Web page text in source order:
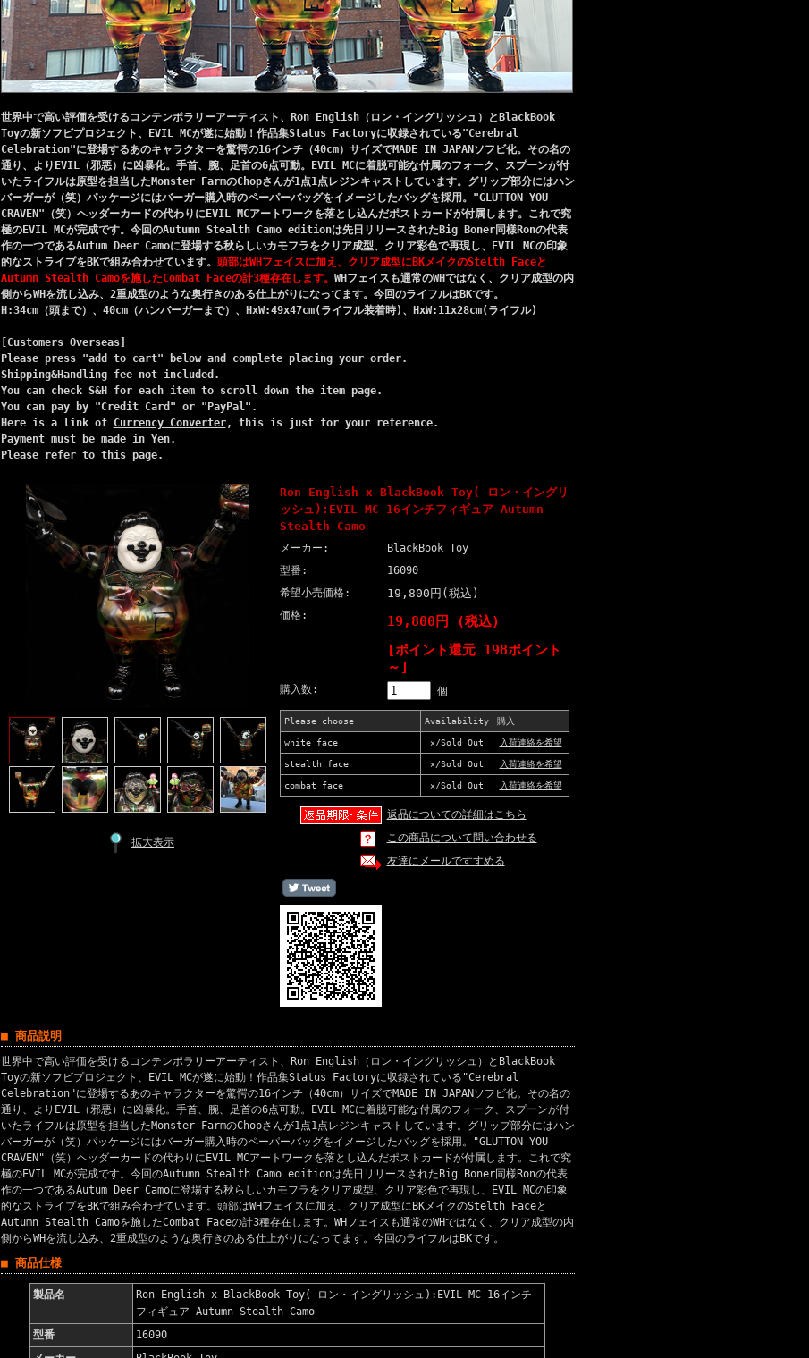
世界中で高い評価を受けるコンテンポラリーアーティスト、Ron English（ロン・イングリッシュ）とBlackBook
Toyの新ソフビプロジェクト、EVIL MCが遂に始動！作品集Status Factoryに収録されている"Cerebral
Celebration"に登場するあのキャラクターを驚愕の16インチ（40cm）サイズでMADE IN JAPANソフビ化。その名の
通り、よりEVIL（邪悪）に凶暴化。手首、腕、足首の6点可動。EVIL MCに着脱可能な付属のフォーク、スプーンが付
いたライフルは原型を担当したMonster FarmのChopさんが1点1点レジンキャストしています。グリップ部分にはハン
バーガーが（笑）パッケージにはバーガー購入時のペーパーバッグをイメージしたバッグを採用。"GLUTTON YOU
CRAVEN"（笑）ヘッダーカードの代わりにEVIL MCアートワークを落とし込んだポストカードが付属します。これで究
極のEVIL MCが完成です。今回のAutumn Stealth Camo editionは先日リリースされたBig Boner同様Ronの代表
作の一つであるAutum Deer Camoに登場する秋らしいカモフラをクリア成型、クリア彩色で再現し、EVIL MCの印象
的なストライプをBKで組み合わせています。 頭部はWHフェイスに加え、クリア成型にBKメイクのStelth Faceと
Autumn Stealth Camoを施したCombat Faceの計3種存在します。 WHフェイスも通常のWHではなく、クリア成型の内
側からWHを流し込み、2重成型のような奥行きのある仕上がりになってます。今回のライフルはBKです。
H:34cm（頭まで）、40cm（ハンバーガーまで）、HxW:49x47cm(ライフル装着時)、HxW:11x28cm(ライフル)
[Customers Overseas]
Please press "add to cart" below and complete placing your order.
Shipping&Handling fee not included.
You can check S&H for each item to scroll down the item page.
You can pay by "Credit Card" or "PayPal".
Here is a link of Currency Converter, this is just for your reference.
Payment must be made in Yen.
Please refer to this page.
拡大表示
Ron English x BlackBook Toy( ロン・イングリ
ッシュ):EVIL MC 16インチフィギュア Autumn
Stealth Camo
メーカー:
BlackBook Toy
型番:
16090
希望小売価格:
19,800円(税込)
価格:
19,800円 (税込)
[ポイント還元 198ポイント
～]
購入数: 個
Please choose Availability 購入
white face ×/Sold Out 入荷連絡を希望
stealth face ×/Sold Out 入荷連絡を希望
combat face ×/Sold Out 入荷連絡を希望
返品についての詳細はこちら
この商品について問い合わせる
友達にメールですすめる
■ 商品説明
世界中で高い評価を受けるコンテンポラリーアーティスト、Ron English（ロン・イングリッシュ）とBlackBook
Toyの新ソフビプロジェクト、EVIL MCが遂に始動！作品集Status Factoryに収録されている"Cerebral
Celebration"に登場するあのキャラクターを驚愕の16インチ（40cm）サイズでMADE IN JAPANソフビ化。その名の
通り、よりEVIL（邪悪）に凶暴化。手首、腕、足首の6点可動。EVIL MCに着脱可能な付属のフォーク、スプーンが付
いたライフルは原型を担当したMonster FarmのChopさんが1点1点レジンキャストしています。グリップ部分にはハン
バーガーが（笑）パッケージにはバーガー購入時のペーパーバッグをイメージしたバッグを採用。"GLUTTON YOU
CRAVEN"（笑）ヘッダーカードの代わりにEVIL MCアートワークを落とし込んだポストカードが付属します。これで究
極のEVIL MCが完成です。今回のAutumn Stealth Camo editionは先日リリースされたBig Boner同様Ronの代表
作の一つであるAutum Deer Camoに登場する秋らしいカモフラをクリア成型、クリア彩色で再現し、EVIL MCの印象
的なストライプをBKで組み合わせています。頭部はWHフェイスに加え、クリア成型にBKメイクのStelth Faceと
Autumn Stealth Camoを施したCombat Faceの計3種存在します。WHフェイスも通常のWHではなく、クリア成型の内
側からWHを流し込み、2重成型のような奥行きのある仕上がりになってます。今回のライフルはBKです。
■ 商品仕様
製品名
Ron English x BlackBook Toy( ロン・イングリッシュ):EVIL MC 16インチ
フィギュア Autumn Stealth Camo
型番
16090